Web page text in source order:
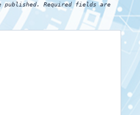
published.
Required fields are